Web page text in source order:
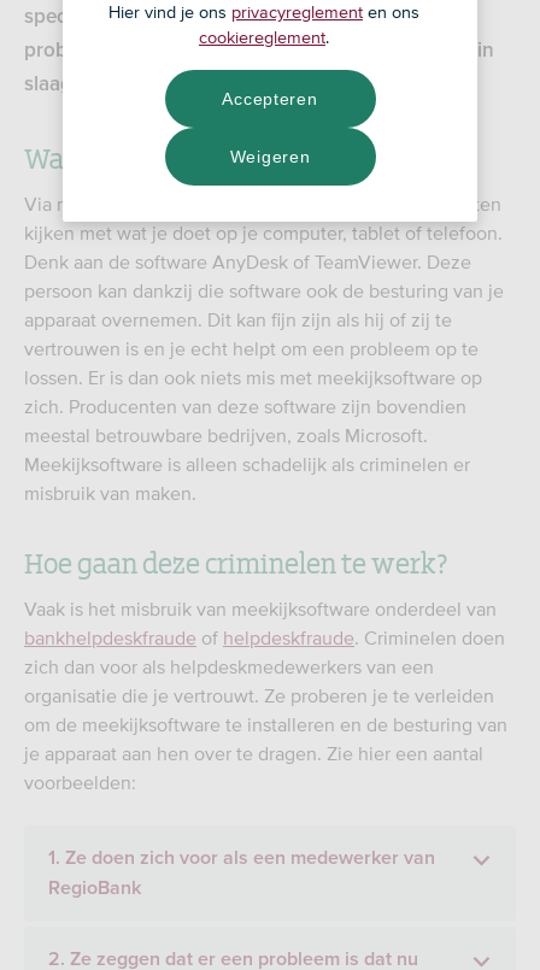
speciale ‘meekijksoftware’. Grote kans dat ze je zo
probeert op te lichten. Hoe voorkom je dat ze daarin
slaagt?
Wat is meekijksoftware precies?
Via meekijksoftware kun je iemand op afstand mee laten
kijken met wat je doet op je computer, tablet of telefoon.
Denk aan de software AnyDesk of TeamViewer. Deze
persoon kan dankzij die software ook de besturing van je
apparaat overnemen. Dit kan fijn zijn als hij of zij te
vertrouwen is en je echt helpt om een probleem op te
lossen. Er is dan ook niets mis met meekijksoftware op
zich. Producenten van deze software zijn bovendien
meestal betrouwbare bedrijven, zoals Microsoft.
Meekijksoftware is alleen schadelijk als criminelen er
misbruik van maken.
Hoe gaan deze criminelen te werk?
Vaak is het misbruik van meekijksoftware onderdeel van
bankhelpdeskfraude of helpdeskfraude. Criminelen doen
zich dan voor als helpdeskmedewerkers van een
organisatie die je vertrouwt. Ze proberen je te verleiden
om de meekijksoftware te installeren en de besturing van
je apparaat aan hen over te dragen. Zie hier een aantal
voorbeelden:
1. Ze doen zich voor als een medewerker van
RegioBank
2. Ze zeggen dat er een probleem is dat nu
Hier vind je ons privacyreglement en ons
cookiereglement.
Weigeren
Accepteren